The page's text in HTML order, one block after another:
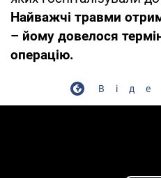
Найважчі травми
– йому довелося
операцію.